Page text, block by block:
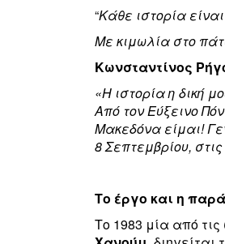
“Κάθε ιστορία
Με κιμωλία στο
Κωνσταντίνος
«Η ιστορία η δική
Από τον Εύξεινο
Μακεδόνα είμαι!
8 Σεπτεμβρίου,
Το έργο και η
Το 1983 μία από